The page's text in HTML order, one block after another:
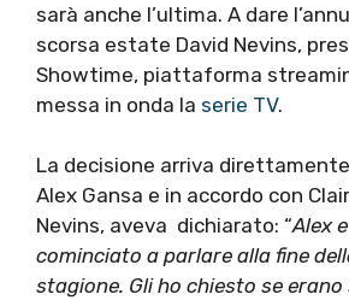
sarà anche l’ultima. A dare
scorsa estate David Nevins,
Showtime, piattaforma
messa in onda la serie TV.
La decisione arriva
Alex Gansa e in accordo con
Nevins, aveva dichiarato: “Alex
cominciato a parlare alla fine
stagione. Gli ho chiesto se erano